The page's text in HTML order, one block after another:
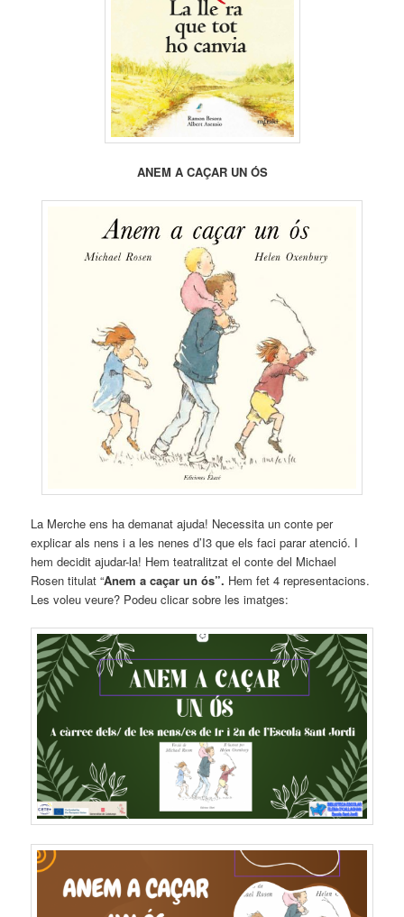
ANEM A CAÇAR UN ÓS
La Merche ens ha demanat ajuda! Necessita un conte per
explicar als nens i a les nenes d’I3 que els faci parar atenció. I
hem decidit ajudar-la! Hem teatralitzat el conte del Michael
Rosen titulat “Anem a caçar un ós”. Hem fet 4 representacions.
Les voleu veure? Podeu clicar sobre les imatges: